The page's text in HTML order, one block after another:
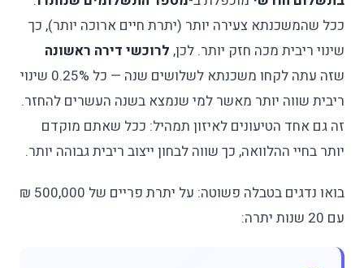
ככל שהמשכנתא צעירה יותר (יתרת חיים ארוכה יותר), כך
שינוי ריבית מכה חזק יותר. לכן, לרוכשי דירה ראשונה
שזה עתה לקחו משכנתא לשלושים שנה — כל 0.25% שינוי
ריבית שווה יותר מאשר למי שנמצא בשנה העשרים להחזר.
זה גם אחד הטיעונים לאיזון תמהיל: ככל שאתם מוקדם
יותר בחיי ההלוואה, כך שווה לבחון ייצוב ריבית גבוהה יותר.
בואו נדגים בטבלה פשוטה: על יתרת פריים של 500,000 ₪
עם 20 שנות יתרה: